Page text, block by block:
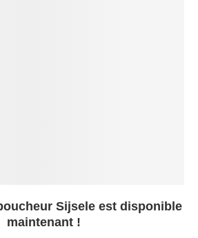
Sijsele est disponible
maintenant !